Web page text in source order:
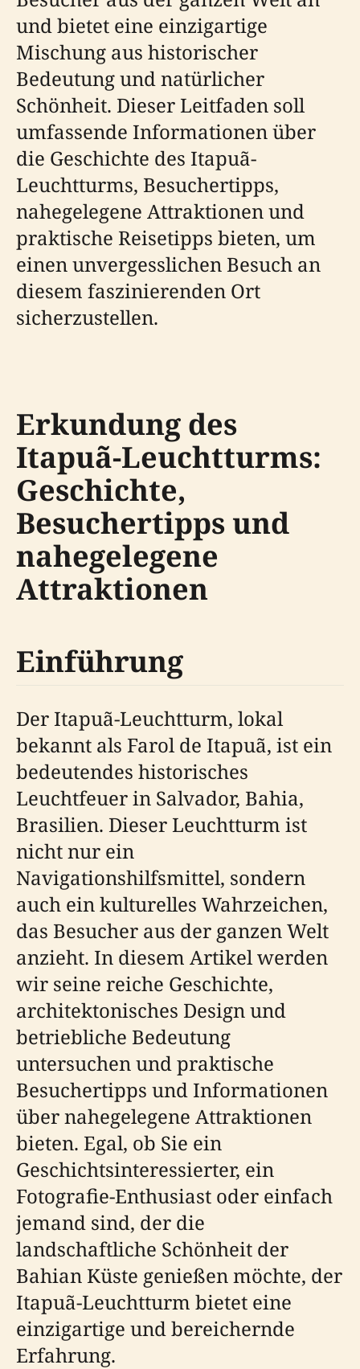
und bietet eine einzigartige
Mischung aus historischer
Bedeutung und natürlicher
Schönheit. Dieser Leitfaden soll
umfassende Informationen über
die Geschichte des Itapuã-
Leuchtturms, Besuchertipps,
nahegelegene Attraktionen und
praktische Reisetipps bieten, um
einen unvergesslichen Besuch an
diesem faszinierenden Ort
sicherzustellen.
Erkundung des
Itapuã-Leuchtturms:
Geschichte,
Besuchertipps und
nahegelegene
Attraktionen
Einführung
Der Itapuã-Leuchtturm, lokal
bekannt als Farol de Itapuã, ist ein
bedeutendes historisches
Leuchtfeuer in Salvador, Bahia,
Brasilien. Dieser Leuchtturm ist
nicht nur ein
Navigationshilfsmittel, sondern
auch ein kulturelles Wahrzeichen,
das Besucher aus der ganzen Welt
anzieht. In diesem Artikel werden
wir seine reiche Geschichte,
architektonisches Design und
betriebliche Bedeutung
untersuchen und praktische
Besuchertipps und Informationen
über nahegelegene Attraktionen
bieten. Egal, ob Sie ein
Geschichtsinteressierter, ein
Fotografie-Enthusiast oder einfach
jemand sind, der die
landschaftliche Schönheit der
Bahian Küste genießen möchte, der
Itapuã-Leuchtturm bietet eine
einzigartige und bereichernde
Erfahrung.